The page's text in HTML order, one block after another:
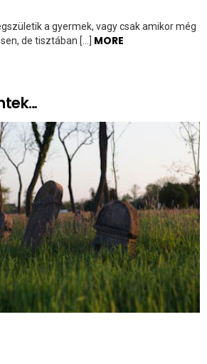
a gyermek, vagy csak amikor még
de tisztában […] MORE